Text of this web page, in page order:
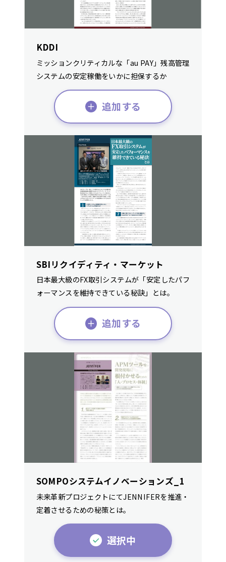
KDDI
ミッションクリティカルな「au PAY」残高管理
システムの安定稼働をいかに担保するか
追加する
SBIリクイディティ・マーケット
日本最大級のFX取引システムが「安定したパフ
ォーマンスを維持できている秘訣」とは。
追加する
SOMPOシステムイノベーションズ_1
未来革新プロジェクトにてJENNIFERを推進・
定着させるための秘策とは。
選択中